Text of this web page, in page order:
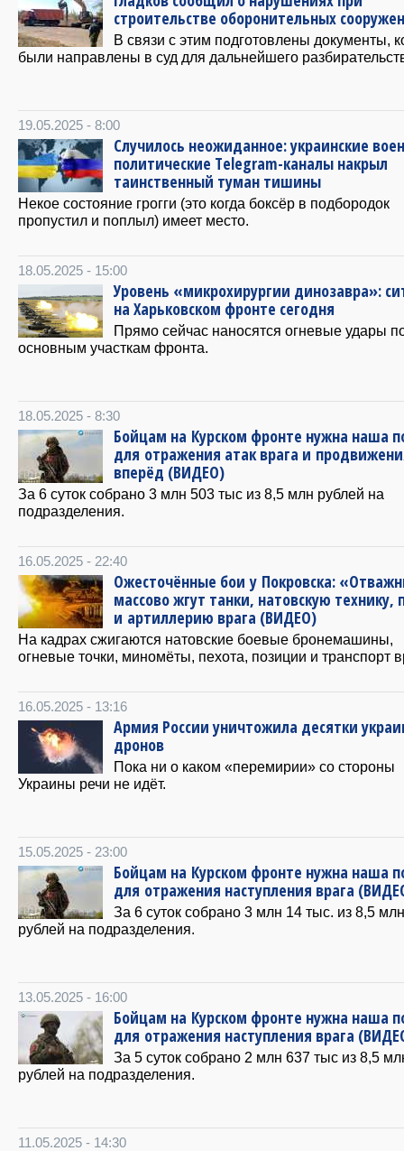
строительстве оборонительных
В связи с этим подготовлены документы,
были направлены в суд для дальнейшего
19.05.2025 - 8:00
Случилось неожиданное: украинские
политические Тelegram-каналы накрыл
таинственный туман тишины
Некое состояние грогги (это когда боксёр в подбородок
пропустил и поплыл) имеет место.
18.05.2025 - 15:00
Уровень «микрохирургии динозавра»:
на Харьковском фронте сегодня
Прямо сейчас наносятся огневые удары
основным участкам фронта.
18.05.2025 - 8:30
Бойцам на Курском фронте нужна наша
для отражения атак врага и
вперёд (ВИДЕО)
За 6 суток собрано 3 млн 503 тыс из 8,5 млн рублей на
подразделения.
16.05.2025 - 22:40
Ожесточённые бои у Покровска:
массово жгут танки, натовскую технику,
и артиллерию врага (ВИДЕО)
На кадрах сжигаются натовские боевые бронемашины,
огневые точки, миномёты, пехота, позиции и транспорт
16.05.2025 - 13:16
Армия России уничтожила десятки
дронов
Пока ни о каком «перемирии» со стороны
Украины речи не идёт.
15.05.2025 - 23:00
Бойцам на Курском фронте нужна наша
для отражения наступления врага
За 6 суток собрано 3 млн 14 тыс. из 8,5 млн
рублей на подразделения.
13.05.2025 - 16:00
Бойцам на Курском фронте нужна наша
для отражения наступления врага
За 5 суток собрано 2 млн 637 тыс из 8,5
рублей на подразделения.
11.05.2025 - 14:30